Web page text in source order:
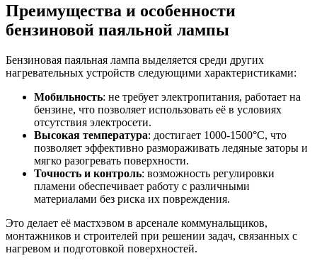
Преимущества и особенности
бензиновой паяльной лампы
Бензиновая паяльная лампа выделяется среди других
нагревательных устройств следующими характеристиками:
Мобильность: не требует электропитания, работает на
бензине, что позволяет использовать её в условиях
отсутствия электросети.
Высокая температура: достигает 1000-1500°C, что
позволяет эффективно размораживать ледяные заторы и
мягко разогревать поверхности.
Точность и контроль: возможность регулировки
пламени обеспечивает работу с различными
материалами без риска их повреждения.
Это делает её мастхэвом в арсенале коммунальщиков,
монтажников и строителей при решении задач, связанных с
нагревом и подготовкой поверхностей.